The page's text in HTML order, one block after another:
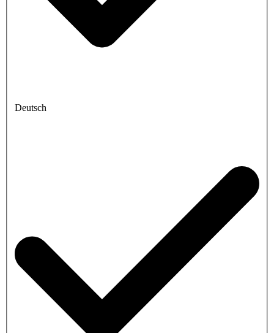
Deutsch